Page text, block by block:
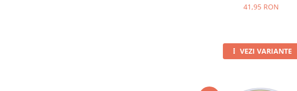
41,95 RON
VEZI VARIANTE